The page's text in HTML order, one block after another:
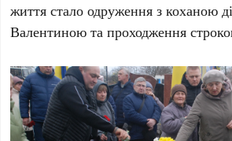
життя стало одруження з коханою
Валентиною та проходження